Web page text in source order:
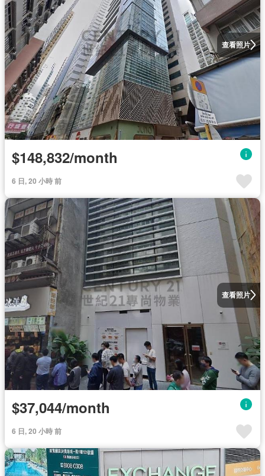
查看照片
$148,832/month
6 日, 20 小時 前
查看照片
$37,044/month
6 日, 20 小時 前